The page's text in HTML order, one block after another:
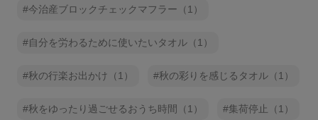
今治産ブロックチェックマフラー（1）
自分を労わるために使いたいタオル（1）
秋の行楽お出かけ（1） 秋の彩りを感じるタオル（1）
秋をゆったり過ごせるおうち時間（1） 集荷停止（1）